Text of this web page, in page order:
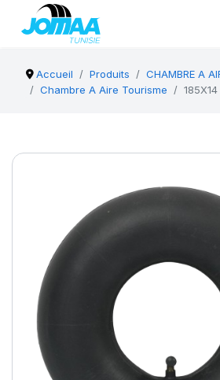
Accueil Produits
CHAMBRE A
Chambre A Aire Tourisme
185X14